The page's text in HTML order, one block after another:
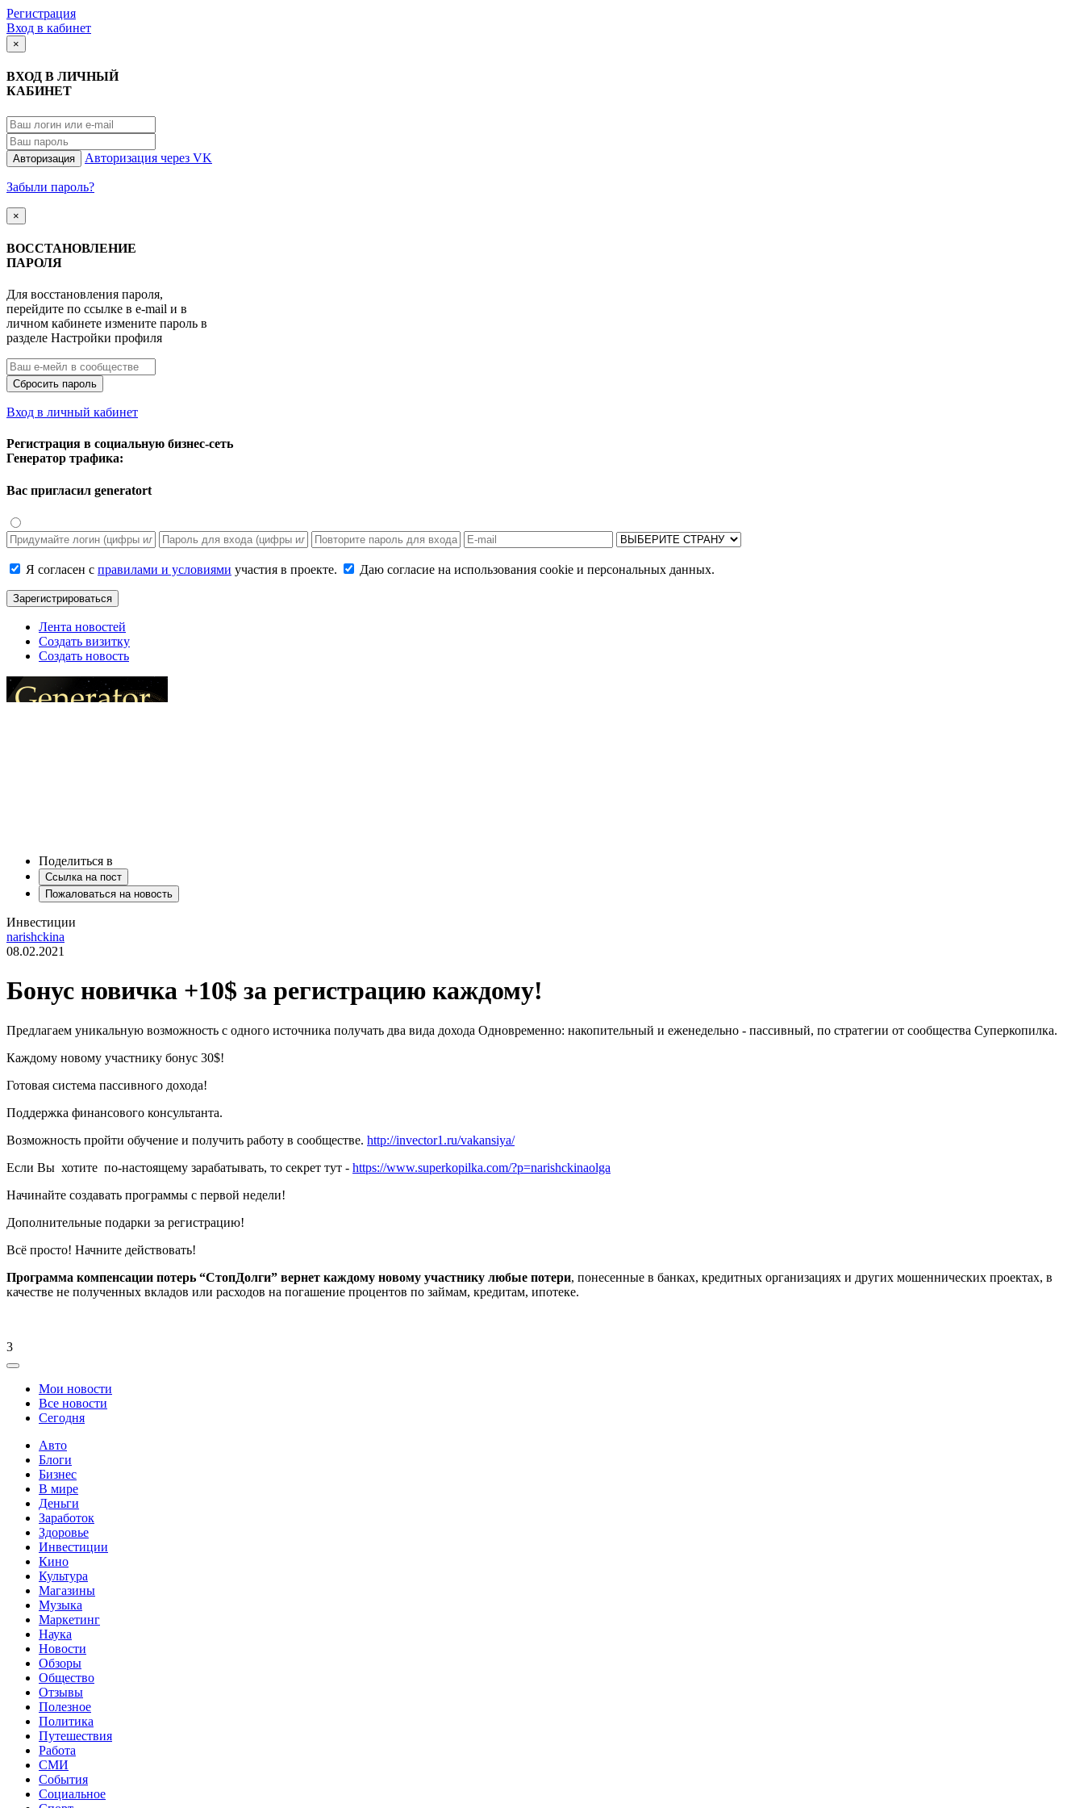
Регистрация
Вход в кабинет
×
ВХОД В ЛИЧНЫЙ
КАБИНЕТ
Авторизация Авторизация через VK
Забыли пароль?
×
ВОССТАНОВЛЕНИЕ
ПАРОЛЯ
Для восстановления пароля,
перейдите по ссылке в e-mail и в
личном кабинете измените пароль в
разделе Настройки профиля
Сбросить пароль
Вход в личный кабинет
Регистрация в социальную бизнес-сеть
Генератор трафика:
Вас пригласил generatort
Я согласен с правилами и условиями участия в проекте. Даю согласие на использования cookie и персональных данных.
Зарегистрироваться
Лента новостей
Создать визитку
Создать новость
Поделиться в
Ссылка на пост
Пожаловаться на новость
Инвестиции
narishckina
08.02.2021
Бонус новичка +10$ за регистрацию каждому!
Предлагаем уникальную возможность с одного источника получать два вида дохода Одновременно: накопительный и еженедельно - пассивный, по стратегии от сообщества Суперкопилка.
Каждому новому участнику бонус 30$!
Готовая система пассивного дохода!
Поддержка финансового консультанта.
Возможность пройти обучение и получить работу в сообществе. http://invector1.ru/vakansiya/
Если Вы хотите по-настоящему зарабатывать, то секрет тут - https://www.superkopilka.com/?p=narishckinaolga
Начинайте создавать программы с первой недели!
Дополнительные подарки за регистрацию!
Всё просто! Начните действовать!
Программа компенсации потерь “СтопДолги” вернет каждому новому участнику любые потери, понесенные в банках, кредитных организациях и других мошеннических проектах, в
качестве не полученных вкладов или расходов на погашение процентов по займам, кредитам, ипотеке.
3
Мои новости
Все новости
Сегодня
Авто
Блоги
Бизнес
В мире
Деньги
Заработок
Здоровье
Инвестиции
Кино
Культура
Магазины
Музыка
Маркетинг
Наука
Новости
Обзоры
Общество
Отзывы
Полезное
Политика
Путешествия
Работа
СМИ
События
Социальное